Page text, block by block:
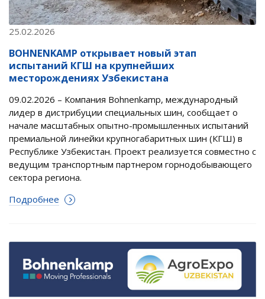
25.02.2026
BOHNENKAMP открывает новый этап
испытаний КГШ на крупнейших
месторождениях Узбекистана
09.02.2026 – Компания Bohnenkamp, международный
лидер в дистрибуции специальных шин, сообщает о
начале масштабных опытно-промышленных испытаний
премиальной линейки крупногабаритных шин (КГШ) в
Республике Узбекистан. Проект реализуется совместно с
ведущим транспортным партнером горнодобывающего
сектора региона.
Подробнее